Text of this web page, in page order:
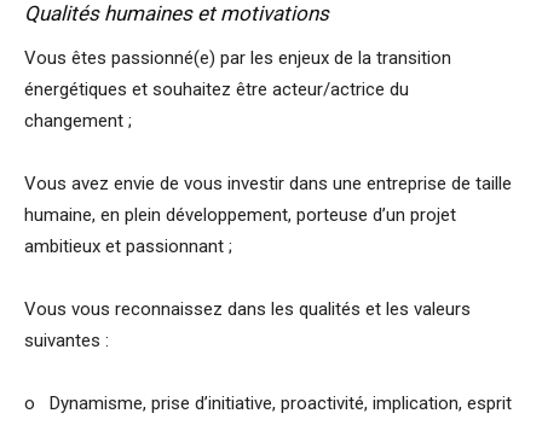
Qualités humaines et motivations
Vous êtes passionné(e) par les enjeux de la transition
énergétiques et souhaitez être acteur/actrice du
changement ;
Vous avez envie de vous investir dans une entreprise de taille
humaine, en plein développement, porteuse d’un projet
ambitieux et passionnant ;
Vous vous reconnaissez dans les qualités et les valeurs
suivantes :
o Dynamisme, prise d’initiative, proactivité, implication, esprit